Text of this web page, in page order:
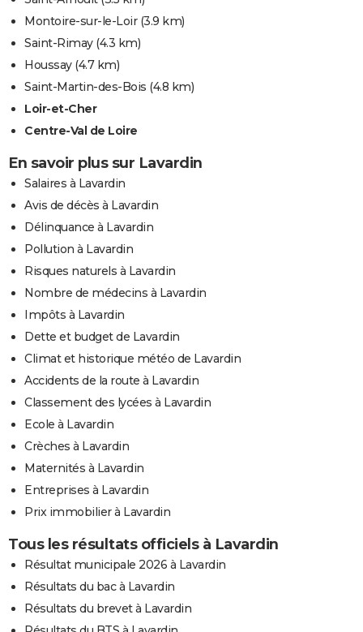
Montoire-sur-le-Loir(3.9 km)
Saint-Rimay(4.3 km)
Houssay(4.7 km)
Saint-Martin-des-Bois (4.8 km)
Loir-et-Cher
Centre-Val de Loire
En savoir plus sur Lavardin
Salaires à Lavardin
Avis de décès à Lavardin
Délinquance à Lavardin
Pollution à Lavardin
Risques naturels à Lavardin
Nombre de médecins à Lavardin
Impôts à Lavardin
Dette et budget de Lavardin
Climat et historique météo de Lavardin
Accidents de la route à Lavardin
Classement des lycées à Lavardin
Ecole à Lavardin
Crèches à Lavardin
Maternités à Lavardin
Entreprises à Lavardin
Prix immobilier à Lavardin
Tous les résultats officiels à Lavardin
Résultat municipale 2026 à Lavardin
Résultats du bac à Lavardin
Résultats du brevet à Lavardin